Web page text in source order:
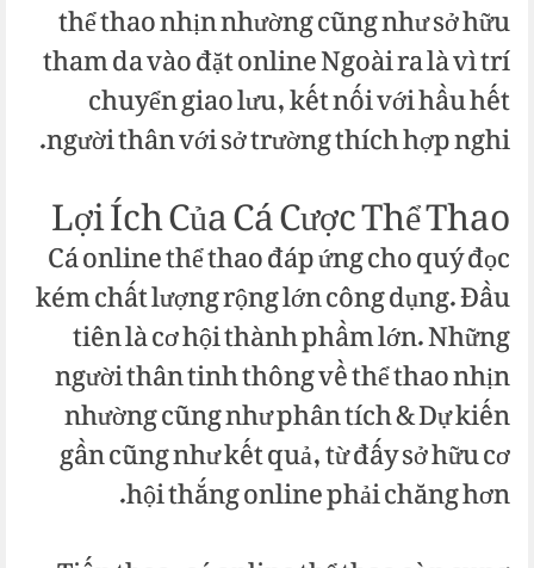
thể thao nhịn nhường cũng như sở hữu
tham da vào đặt online Ngoài ra là vì trí
chuyển giao lưu, kết nối với hầu hết
người thân với sở trường thích hợp nghi.
Lợi Ích Của Cá Cược Thể Thao
Cá online thể thao đáp ứng cho quý đọc
kém chất lượng rộng lớn công dụng. Đầu
tiên là cơ hội thành phầm lớn. Những
người thân tinh thông về thể thao nhịn
nhường cũng như phân tích & Dự kiến
gần cũng như kết quả, từ đấy sở hữu cơ
hội thắng online phải chăng hơn.